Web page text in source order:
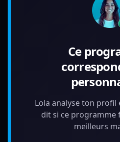
Ce
Lola analyse ton profil
dit si ce programme
meilleurs